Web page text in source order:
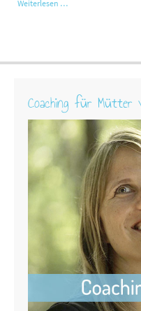
Weiterlesen …
Coaching für Mütter